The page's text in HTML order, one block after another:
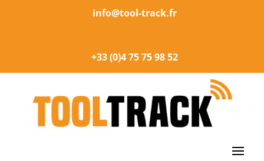
info@tool-track.fr
+33 (0)4 75 75 98 52